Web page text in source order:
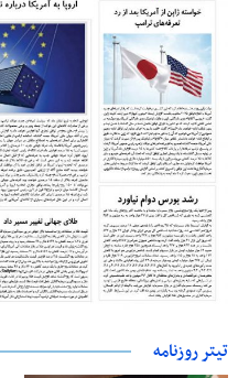
تیتر روزنامه